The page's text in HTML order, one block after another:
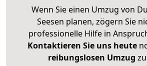
Wenn Sie einen Umzug von
Seesen planen, zögern Sie
professionelle Hilfe in
Kontaktieren Sie uns heute
reibungslosen Umzug